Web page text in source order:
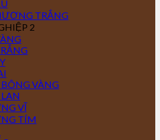
TRẮNG
2
VÀNG
VĨ
TÍM